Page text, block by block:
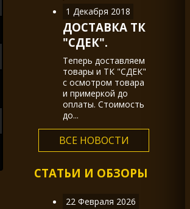
1 Декабря 2018
ДОСТАВКА ТК
"СДЕК".
Теперь доставляем
товары и ТК "СДЕК"
с осмотром товара
и примеркой до
оплаты. Стоимость
до...
ВСЕ НОВОСТИ
СТАТЬИ И ОБЗОРЫ
22 Февраля 2026